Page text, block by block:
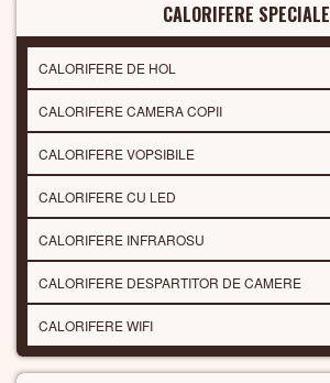
CALORIFERE SPECIALE
CALORIFERE DE HOL
CALORIFERE CAMERA COPII
CALORIFERE VOPSIBILE
CALORIFERE CU LED
CALORIFERE INFRAROSU
CALORIFERE DESPARTITOR DE CAMERE
CALORIFERE WIFI